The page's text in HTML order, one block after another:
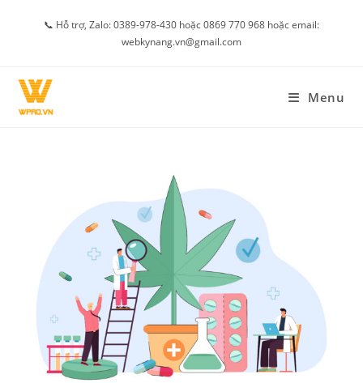
📞 Hỗ trợ, Zalo: 0389-978-430 hoặc 0869 770 968 hoặc email:
webkynang.vn@gmail.com
Menu